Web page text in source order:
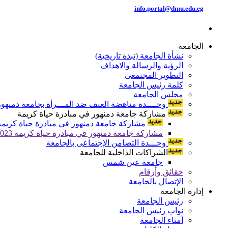
info.portal@dmu.edu.eg
الجامعة
نشأة الجامعة (نبذة تاريخية)
الرؤية والرسالة والاهداف
التطوير المجتمعى
كلمة رئيس الجامعة
مجلس الجامعة
وحــــدة مناهضة العنف ضد المـــرأة بجامعة
مشاركة جامعة دمنهور في مبادرة حياة كريمة
مشاركة جامعة دمنهور في مبادرة حياة كريمة
مشاركة جامعة دمنهور في مبادرة حياة كريمة 2023
وحـــدة التضامن الإجتماعى بالجامعة
الشراكات الداخلية للجامعة
جامعة عين شمس
حقائق وأرقام
الإتصال بالجامعة
إدارة الجامعة
رئيس الجامعة
نواب رئيس الجامعة
أمناء الجامعة